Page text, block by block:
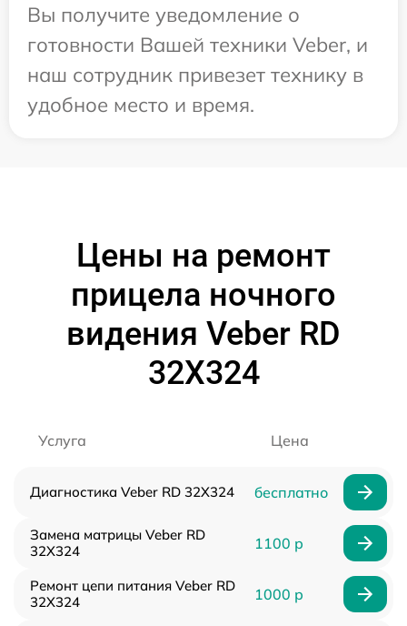
Вы получите уведомление о
готовности Вашей техники Veber, и
наш сотрудник привезет технику в
удобное место и время.
Цены на ремонт
прицела ночного
видения Veber RD
32X324
Услуга Цена
Диагностика Veber RD 32X324 бесплатно
Замена матрицы Veber RD
32X324
1100 р
Ремонт цепи питания Veber RD
32X324
1000 р